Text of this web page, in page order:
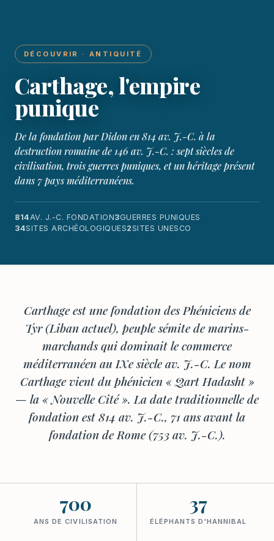
DÉCOUVRIR · ANTIQUITÉ
Carthage, l'empire
punique
De la fondation par Didon en 814 av. J.-C. à la
destruction romaine de 146 av. J.-C. : sept siècles de
civilisation, trois guerres puniques, et un héritage présent
dans 7 pays méditerranéens.
814AV. J.-C. FONDATION3GUERRES PUNIQUES
34SITES ARCHÉOLOGIQUES2SITES UNESCO
Carthage est une fondation des Phéniciens de
Tyr (Liban actuel), peuple sémite de marins-
marchands qui dominait le commerce
méditerranéen au IXe siècle av. J.-C. Le nom
Carthage vient du phénicien « Qart Hadasht »
— la « Nouvelle Cité ». La date traditionnelle de
fondation est 814 av. J.-C., 71 ans avant la
fondation de Rome (753 av. J.-C.).
700
ANS DE CIVILISATION
37
ÉLÉPHANTS D'HANNIBAL